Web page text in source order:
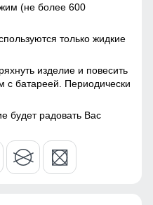
с уценкой не
(не более 600
только жидкие
изделие и повесить
с батареей. Периодически
будет радовать Вас